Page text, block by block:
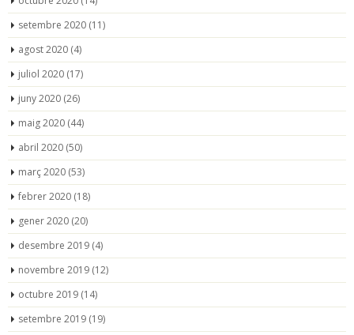
setembre 2020 (11)
agost 2020 (4)
juliol 2020 (17)
juny 2020 (26)
maig 2020 (44)
abril 2020 (50)
març 2020 (53)
febrer 2020 (18)
gener 2020 (20)
desembre 2019 (4)
novembre 2019 (12)
octubre 2019 (14)
setembre 2019 (19)